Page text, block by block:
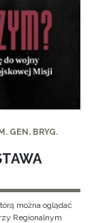
GEN. BRYG.
można oglądać
Regionalnym